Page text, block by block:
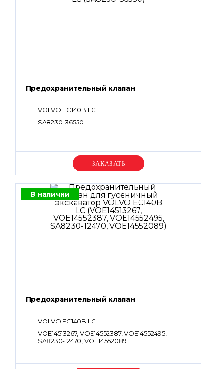
Предохранительный клапан
VOLVO EC140B LC
SA8230-36550
Уточняйте цену
В наличии
Предохранительный клапан
VOLVO EC140B LC
VOE14513267, VOE14552387, VOE14552495,
SA8230-12470, VOE14552089